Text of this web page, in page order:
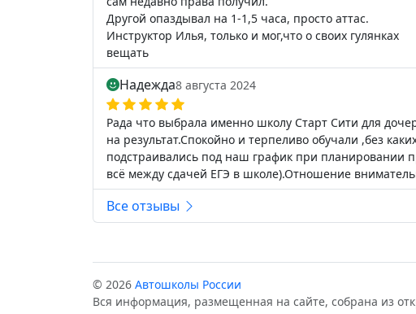
Другой опаздывал на 1-1,5 часа, просто аттас.
Инструктор Илья, только и мог,что о своих гулянках
вещать
Надежда8 августа 2024
Рада что выбрала именно школу Старт Сити для
на результат.Спокойно и терпеливо обучали ,без
подстраивались под наш график при планировании
всё между сдачей ЕГЭ в школе).Отношение
Все отзывы
© 2026 Автошколы России
Вся информация, размещенная на сайте, собрана из